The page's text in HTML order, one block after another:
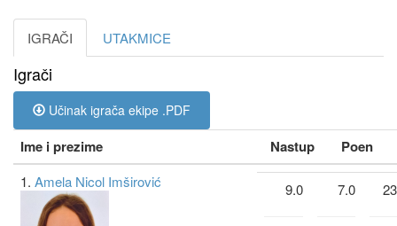
IGRAČI UTAKMICE
Igrači
Učinak igrača ekipe .PDF
Ime i prezime Nastup Poen
1. Amela Nicol Imširović 9.0 7.0